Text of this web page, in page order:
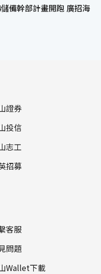
備幹部計畫開跑 廣招海
證券
投信
志工
招募
客服
問題
Wallet下載